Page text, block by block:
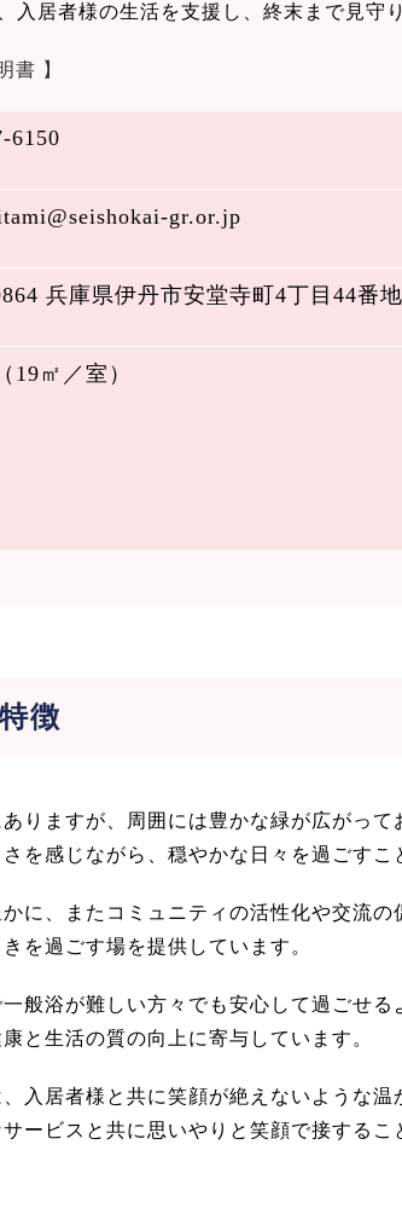
入居者様の生活を支援し、終末まで見守
書 】
6150
gr.or.jp
兵庫県伊丹市安堂寺町4丁目44番
19㎡／室）
徴
りますが、周囲には豊かな緑が広がっ
を感じながら、穏やかな日々を過ごすこ
に、またコミュニティの活性化や交流
を過ごす場を提供しています。
般浴が難しい方々でも安心して過ごせ
と生活の質の向上に寄与しています。
入居者様と共に笑顔が絶えないような
ービスと共に思いやりと笑顔で接する